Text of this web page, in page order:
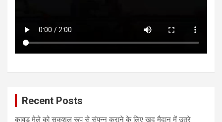
Recent Posts
कावड़ मेले को सकुशल रूप से संपन्न कराने के लिए खुद मैदान में उतरे